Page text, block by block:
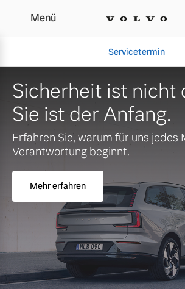
Ihr Volvo
Menü
Servicetermin
Aktuelle
Gebrauchtwagen
Über uns
Unser Team
Sicherheit ist nicht
Sie ist der Anfang.
Erfahren Sie, warum für uns jedes
Verantwortung beginnt.
Mehr erfahren